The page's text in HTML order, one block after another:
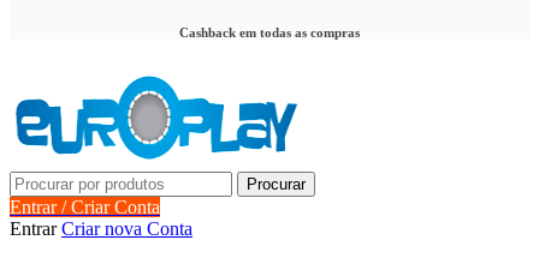
Cashback em todas as compras
Procurar
Entrar / Criar Conta
EntrarCriar nova Conta